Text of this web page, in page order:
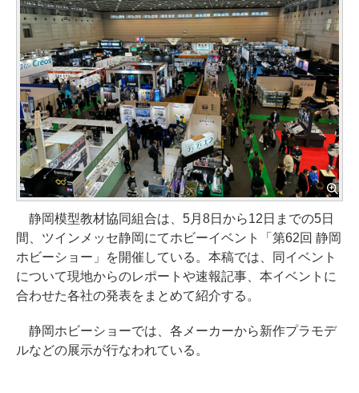
静岡模型教材協同組合は、5月8日から12日までの5日
間、ツインメッセ静岡にてホビーイベント「第62回 静岡
ホビーショー」を開催している。本稿では、同イベント
について現地からのレポートや速報記事、本イベントに
合わせた各社の発表をまとめて紹介する。
静岡ホビーショーでは、各メーカーから新作プラモデ
ルなどの展示が行なわれている。